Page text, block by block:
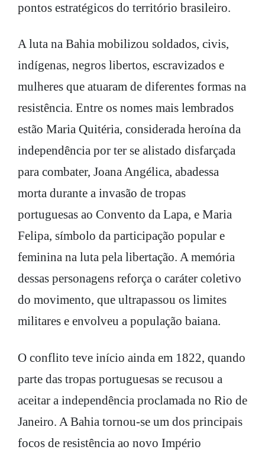
pontos estratégicos do território brasileiro.
A luta na Bahia mobilizou soldados, civis,
indígenas, negros libertos, escravizados e
mulheres que atuaram de diferentes formas na
resistência. Entre os nomes mais lembrados
estão Maria Quitéria, considerada heroína da
independência por ter se alistado disfarçada
para combater, Joana Angélica, abadessa
morta durante a invasão de tropas
portuguesas ao Convento da Lapa, e Maria
Felipa, símbolo da participação popular e
feminina na luta pela libertação. A memória
dessas personagens reforça o caráter coletivo
do movimento, que ultrapassou os limites
militares e envolveu a população baiana.
O conflito teve início ainda em 1822, quando
parte das tropas portuguesas se recusou a
aceitar a independência proclamada no Rio de
Janeiro. A Bahia tornou-se um dos principais
focos de resistência ao novo Império